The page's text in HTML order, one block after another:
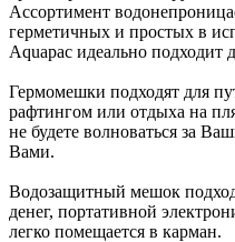
Ассортимент
герметичных и простых в
Aquapac идеально подходит
Гермомешки подходят для
рафтингом или отдыха на
не будете волноваться за
Вами.
Водозащитный мешок
денег, портативной
легко помещается в карман.